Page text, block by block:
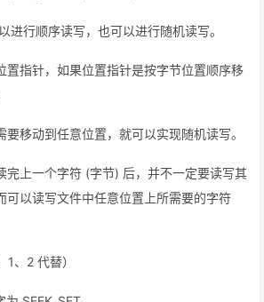
进行顺序读写，也可以进行随机读写。
置指针，如果位置指针是按字节位置顺序移
移动到任意位置，就可以实现随机读写。
完上一个字符 (字节) 后，并不一定要读写其
可以读写文件中任意位置上所需要的字符
、2 代替）